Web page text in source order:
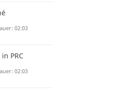
02:03
PRC
02:03